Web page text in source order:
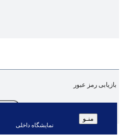
منـو
نمایشگاه داخلی
بازیابی رمز عبور